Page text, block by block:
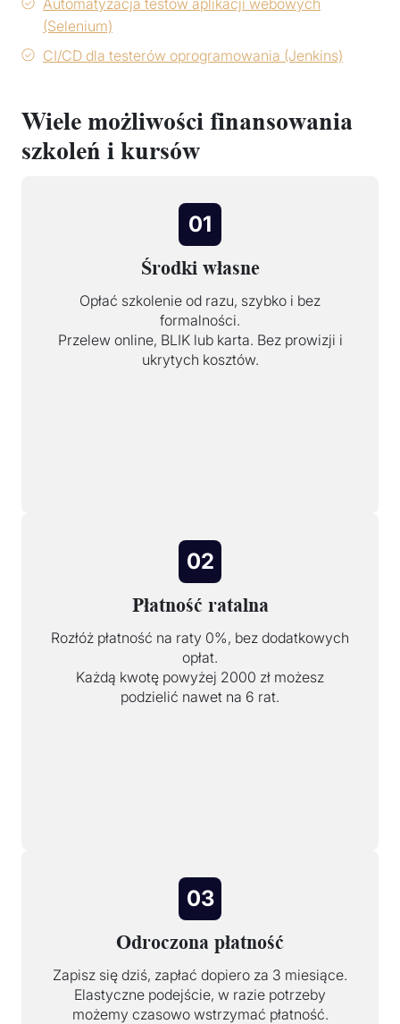
(Selenium)
CI/CD dla testerów oprogramowania (Jenkins)
Wiele możliwości finansowania
szkoleń i kursów
01
Środki własne
Opłać szkolenie od razu, szybko i bez
formalności.
Przelew online, BLIK lub karta. Bez prowizji i
ukrytych kosztów.
02
Płatność ratalna
Rozłóż płatność na raty 0%, bez dodatkowych
opłat.
Każdą kwotę powyżej 2000 zł możesz
podzielić nawet na 6 rat.
03
Odroczona płatność
Zapisz się dziś, zapłać dopiero za 3 miesiące.
Elastyczne podejście, w razie potrzeby
możemy czasowo wstrzymać płatność.